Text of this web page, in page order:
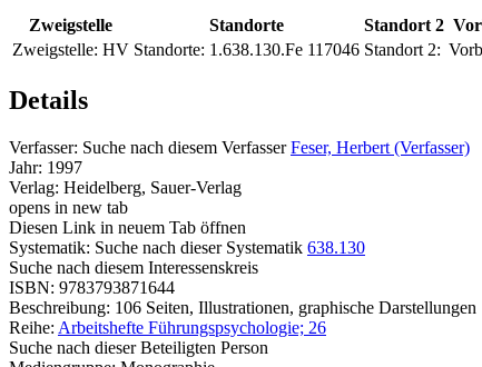
Zweigstelle Standorte Standort 2
Zweigstelle: HV Standorte: 1.638.130.Fe 117046 Standort 2:
Details
Verfasser: Suche nach diesem Verfasser Feser, Herbert (Verfasser)
Jahr: 1997
Verlag: Heidelberg, Sauer-Verlag
opens in new tab
Diesen Link in neuem Tab öffnen
Systematik: Suche nach dieser Systematik 638.130
Suche nach diesem Interessenskreis
ISBN: 9783793871644
Beschreibung: 106 Seiten, Illustrationen, graphische Darstellungen
Reihe: Arbeitshefte Führungspsychologie; 26
Suche nach dieser Beteiligten Person